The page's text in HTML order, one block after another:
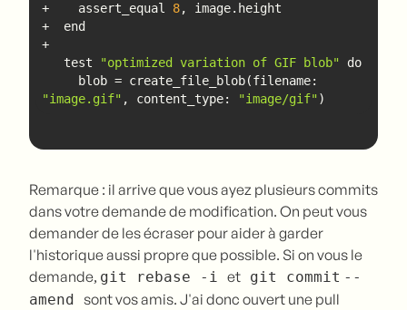
+    assert_equal 8
   test
"optimized variation of GIF blob"
"image.gif" , content_type: "image/gif" )
Remarque : il arrive que vous ayez plusieurs commits
dans votre demande de modification. On peut vous
demander de les écraser pour aider à garder
l'historique aussi propre que possible. Si on vous le
demande, git rebase -i et git commit --
amend sont vos amis. J'ai donc ouvert une pull